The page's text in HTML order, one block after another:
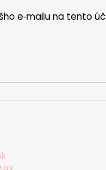
e‑mailu na tento